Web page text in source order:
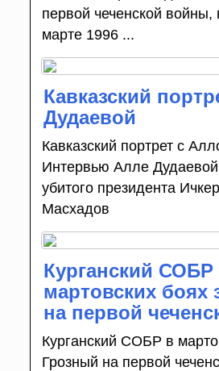
первой чеченской войны,
марте 1996 ...
Кавказский
Дудаевой
Кавказский портрет с
Интервью Алле
убитого президента
Масхадов
Курганский СОБР
мартовских боях
на первой
Курганский СОБР в
Грозный на первой